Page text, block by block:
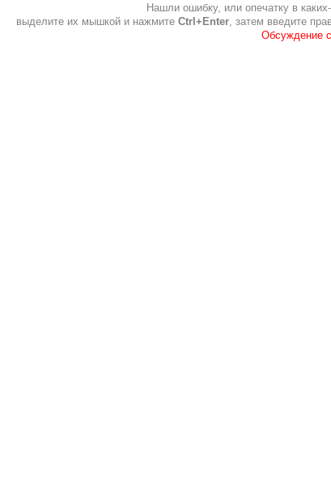
Нашли ошибку, или опечатку в
выделите их мышкой и нажмите Ctrl+Enter, затем введите
Обсуждение